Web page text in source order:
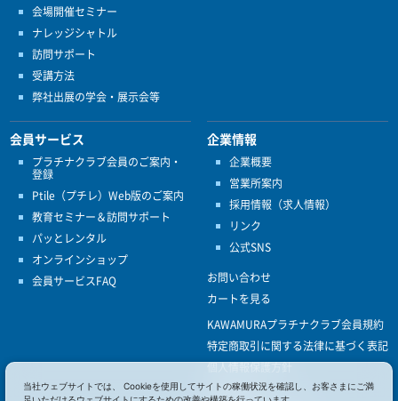
会場開催セミナー
ナレッジシャトル
訪問サポート
受講方法
弊社出展の学会・展示会等
会員サービス
プラチナクラブ会員のご案内・
登録
Ptile（プチレ）Web版のご案内
教育セミナー＆訪問サポート
パッとレンタル
オンラインショップ
会員サービスFAQ
企業情報
企業概要
営業所案内
採用情報（求人情報）
リンク
公式SNS
お問い合わせ
カートを見る
KAWAMURAプラチナクラブ会員規約
特定商取引に関する法律に基づく表記
個人情報保護方針
ISO9001
当社ウェブサイトでは、 Cookieを使用してサイトの稼働状況を確認し、お客さまにご満